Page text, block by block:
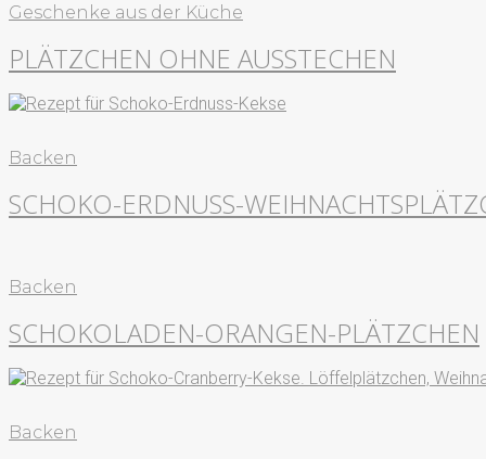
Geschenke aus der Küche
PLÄTZCHEN OHNE AUSSTECHEN
Backen
SCHOKO-ERDNUSS-
Backen
SCHOKOLADEN-ORANGEN-PLÄTZCHEN
Backen